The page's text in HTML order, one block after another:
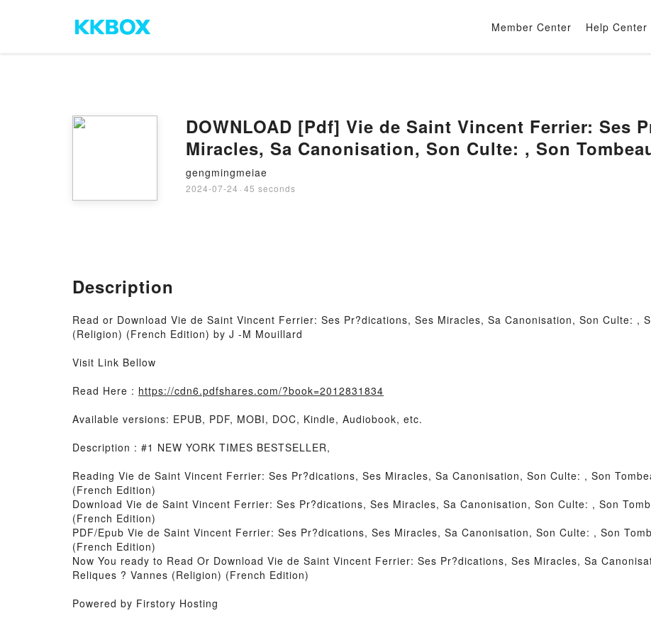
Member Center Help Center
DOWNLOAD [Pdf] Vie de Saint Vincent Ferrier: Ses
Miracles, Sa Canonisation, Son Culte: , Son
Vannes (Religion) (French Edition) by J -M Mouillard
gengmingmeiae
2024-07-24 · 45 seconds
Description
Read or Download Vie de Saint Vincent Ferrier: Ses Pr?dications, Ses Miracles, Sa Canonisation, Son Culte: ,
(Religion) (French Edition) by J -M Mouillard
Visit Link Bellow
Read Here : https://cdn6.pdfshares.com/?book=2012831834
Available versions: EPUB, PDF, MOBI, DOC, Kindle, Audiobook, etc.
Description : #1 NEW YORK TIMES BESTSELLER,
Reading Vie de Saint Vincent Ferrier: Ses Pr?dications, Ses Miracles, Sa Canonisation, Son Culte: , Son
(French Edition)
Download Vie de Saint Vincent Ferrier: Ses Pr?dications, Ses Miracles, Sa Canonisation, Son Culte: , Son
(French Edition)
PDF/Epub Vie de Saint Vincent Ferrier: Ses Pr?dications, Ses Miracles, Sa Canonisation, Son Culte: , Son
(French Edition)
Now You ready to Read Or Download Vie de Saint Vincent Ferrier: Ses Pr?dications, Ses Miracles, Sa
Reliques ? Vannes (Religion) (French Edition)
Powered by Firstory Hosting